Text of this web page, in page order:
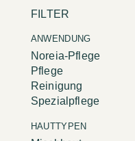
FILTER
ANWENDUNG
Noreia-Pflege
Pflege
Reinigung
Spezialpflege
HAUTTYPEN